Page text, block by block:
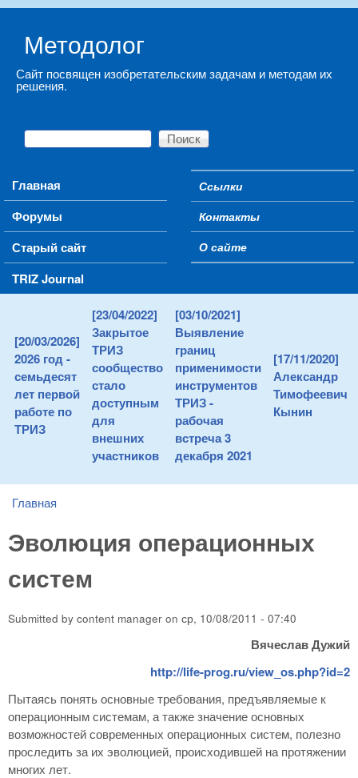
Методолог
Сайт посвящен изобретательским задачам и методам их
решения.
Форма поиска
Поиск
Main menu
Главная
Форумы
Старый сайт
TRIZ Journal
Secondary menu
Ссылки
Контакты
О сайте
[20/03/2026]
2026 год -
семьдесят
лет первой
работе по
ТРИЗ
[23/04/2022]
Закрытое
ТРИЗ
сообщество
стало
доступным
для
внешних
участников
[03/10/2021]
Выявление
границ
применимости
инструментов
ТРИЗ -
рабочая
встреча 3
декабря 2021
[17/11/2020]
Александр
Тимофеевич
Кынин
You are here
Главная
Эволюция операционных
систем
Submitted by content manager on ср, 10/08/2011 - 07:40
Вячеслав Дужий
http://life-prog.ru/view_os.php?id=2
Пытаясь понять основные требования, предъявляемые к
операционным системам, а также значение основных
возможностей современных операционных систем, полезно
проследить за их эволюцией, происходившей на протяжении
многих лет.